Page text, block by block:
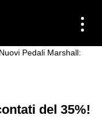
Nuovi Pedali Marshall:
del 35%!